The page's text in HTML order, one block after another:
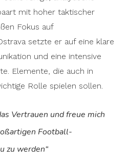
mit hoher taktischer
Fokus auf
setzte er auf eine klare
und eine intensive
Elemente, die auch in
Rolle spielen sollen.
Vertrauen und freue mich
Football-
zu werden“